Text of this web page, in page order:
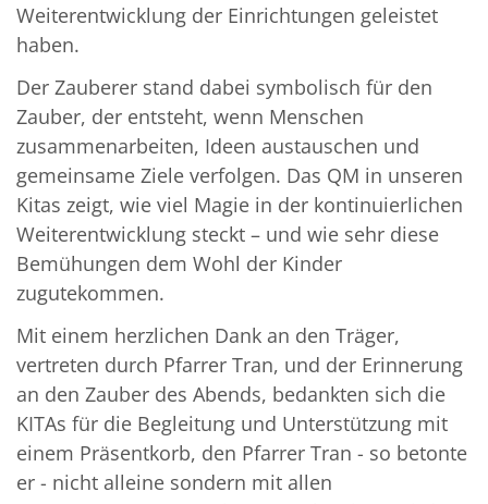
Weiterentwicklung der Einrichtungen geleistet
haben.
Der Zauberer stand dabei symbolisch für den
Zauber, der entsteht, wenn Menschen
zusammenarbeiten, Ideen austauschen und
gemeinsame Ziele verfolgen. Das QM in unseren
Kitas zeigt, wie viel Magie in der kontinuierlichen
Weiterentwicklung steckt – und wie sehr diese
Bemühungen dem Wohl der Kinder
zugutekommen.
Mit einem herzlichen Dank an den Träger,
vertreten durch Pfarrer Tran, und der Erinnerung
an den Zauber des Abends, bedankten sich die
KITAs für die Begleitung und Unterstützung mit
einem Präsentkorb, den Pfarrer Tran - so betonte
er - nicht alleine sondern mit allen